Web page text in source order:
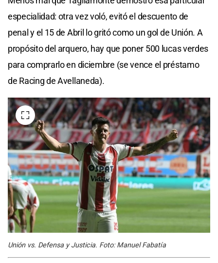
especialidad: otra vez voló, evitó el descuento de
penal y el 15 de Abril lo gritó como un gol de Unión. A
propósito del arquero, hay que poner 500 lucas verdes
para comprarlo en diciembre (se vence el préstamo
de Racing de Avellaneda).
Unión vs. Defensa y Justicia. Foto: Manuel Fabatía